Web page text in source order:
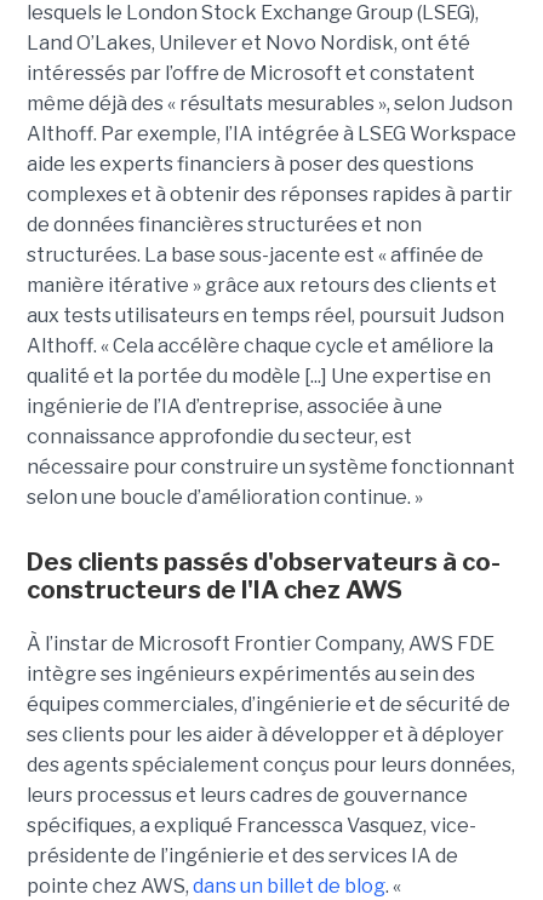
lesquels le London Stock Exchange Group (LSEG),
Land O’Lakes, Unilever et Novo Nordisk, ont été
intéressés par l’offre de Microsoft et constatent
même déjà des « résultats mesurables », selon Judson
Althoff. Par exemple, l’IA intégrée à LSEG Workspace
aide les experts financiers à poser des questions
complexes et à obtenir des réponses rapides à partir
de données financières structurées et non
structurées. La base sous-jacente est « affinée de
manière itérative » grâce aux retours des clients et
aux tests utilisateurs en temps réel, poursuit Judson
Althoff. « Cela accélère chaque cycle et améliore la
qualité et la portée du modèle [...] Une expertise en
ingénierie de l’IA d’entreprise, associée à une
connaissance approfondie du secteur, est
nécessaire pour construire un système fonctionnant
selon une boucle d’amélioration continue. »
Des clients passés d'observateurs à co-
constructeurs de l'IA chez AWS
À l’instar de Microsoft Frontier Company, AWS FDE
intègre ses ingénieurs expérimentés au sein des
équipes commerciales, d’ingénierie et de sécurité de
ses clients pour les aider à développer et à déployer
des agents spécialement conçus pour leurs données,
leurs processus et leurs cadres de gouvernance
spécifiques, a expliqué Francessca Vasquez, vice-
présidente de l’ingénierie et des services IA de
pointe chez AWS, dans un billet de blog. «